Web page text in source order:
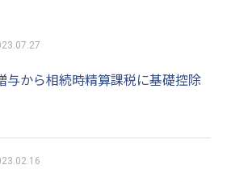
与から相続時精算課税に基礎控除